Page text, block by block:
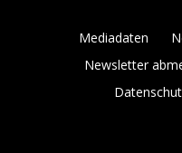
Mediadaten
Newsletter